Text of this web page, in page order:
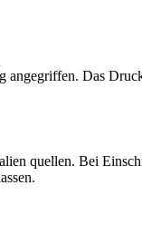
Das
quellen. Bei